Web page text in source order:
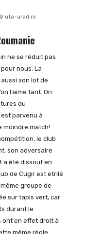
uta-arad.ro
ne se réduit pas
nous. La
son lot de
l’aime tant. On
du
parvenu à
moindre match!
le club
son adversaire
a été dissout en
de Cugir est etrilé
groupe de
sur tapis vert, car
durant le
ont en effet droit à
même règle